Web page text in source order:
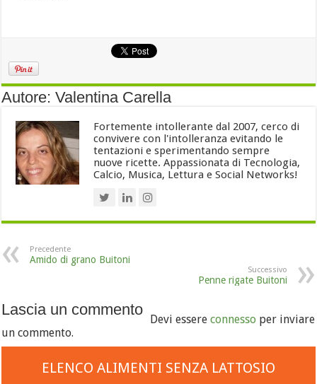
Autore: Valentina Carella
Fortemente intollerante dal 2007, cerco di
convivere con l'intolleranza evitando le
tentazioni e sperimentando sempre
nuove ricette. Appassionata di Tecnologia,
Calcio, Musica, Lettura e Social Networks!
Precedente
Amido di grano Buitoni
Successivo
Penne rigate Buitoni
Lascia un commento
Devi essereconnesso per inviare
un commento.
ELENCO ALIMENTI SENZA LATTOSIO